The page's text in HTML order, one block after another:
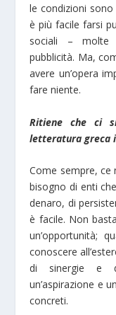
le condizioni
è più facile farsi
sociali – molte
pubblicità. Ma,
avere un’opera
fare niente.
Ritiene che ci
letteratura greca
Come sempre, ce
bisogno di enti
denaro, di
è facile. Non
un’opportunità;
conoscere
di sinergie e
un’aspirazione e
concreti.